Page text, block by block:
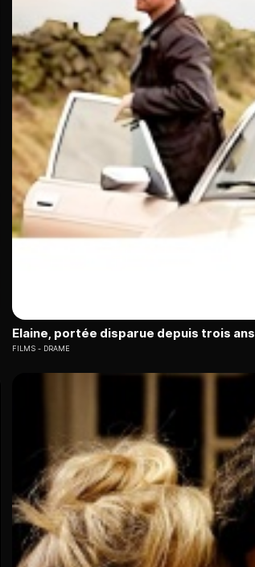
Elaine, portée disparue depuis trois ans
FILMS DRAME